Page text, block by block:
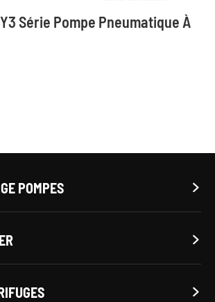
Série Pompe Pneumatique À
POMPES 

